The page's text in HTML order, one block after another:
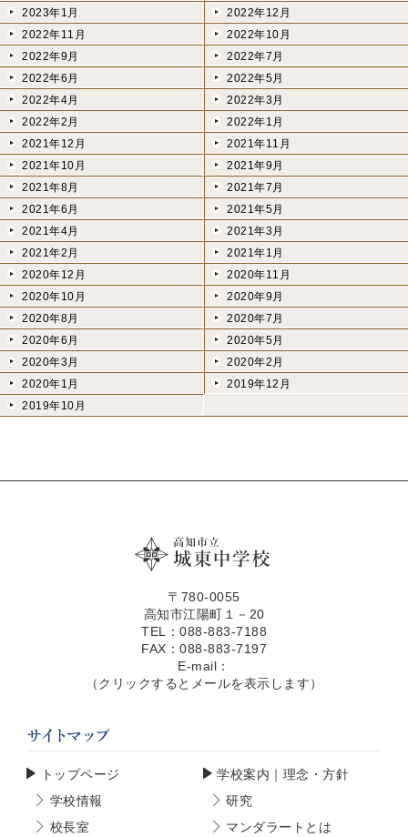
2023年1月
2022年12月
2022年11月
2022年10月
2022年9月
2022年7月
2022年6月
2022年5月
2022年4月
2022年3月
2022年2月
2022年1月
2021年12月
2021年11月
2021年10月
2021年9月
2021年8月
2021年7月
2021年6月
2021年5月
2021年4月
2021年3月
2021年2月
2021年1月
2020年12月
2020年11月
2020年10月
2020年9月
2020年8月
2020年7月
2020年6月
2020年5月
2020年3月
2020年2月
2020年1月
2019年12月
2019年10月
〒780-0055
高知市江陽町１－20
TEL：088-883-7188
FAX：088-883-7197
E-mail：
（クリックするとメールを表示します）
トップページ
学校案内｜理念・方針
学校情報
研究
校長室
マンダラートとは